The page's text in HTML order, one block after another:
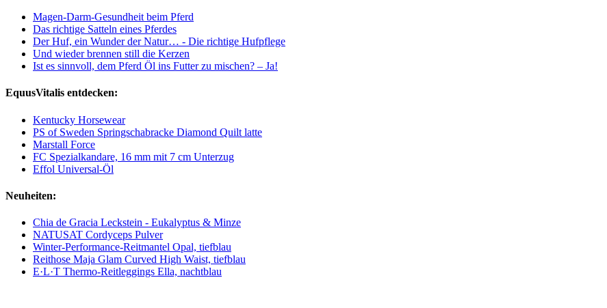
Magen-Darm-Gesundheit beim Pferd
Das richtige Satteln eines Pferdes
Der Huf, ein Wunder der Natur… - Die richtige Hufpflege
Und wieder brennen still die Kerzen
Ist es sinnvoll, dem Pferd Öl ins Futter zu mischen? – Ja!
EquusVitalis entdecken:
Kentucky Horsewear
PS of Sweden Springschabracke Diamond Quilt latte
Marstall Force
FC Spezialkandare, 16 mm mit 7 cm Unterzug
Effol Universal-Öl
Neuheiten:
Chia de Gracia Leckstein - Eukalyptus & Minze
NATUSAT Cordyceps Pulver
Winter-Performance-Reitmantel Opal, tiefblau
Reithose Maja Glam Curved High Waist, tiefblau
E·L·T Thermo-Reitleggings Ella, nachtblau